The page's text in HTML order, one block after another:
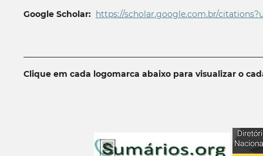
Google Scholar: https://scholar.google.com.br/
Clique em cada logomarca abaixo para visualizar o